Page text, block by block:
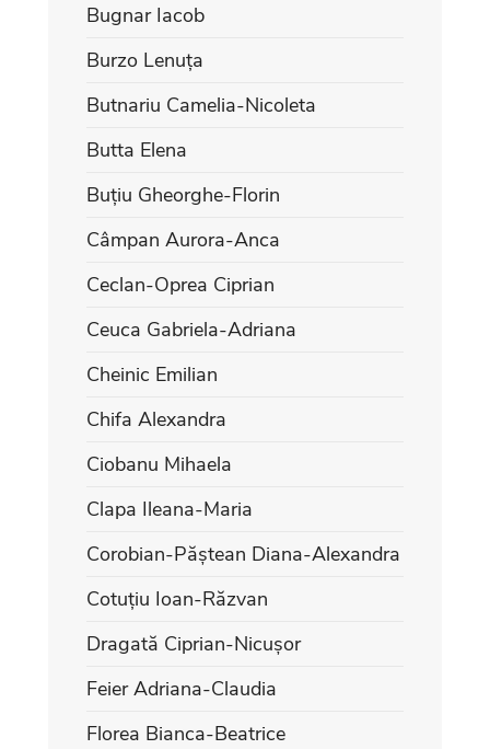
Bugnar Iacob
Burzo Lenuța
Butnariu Camelia-Nicoleta
Butta Elena
Buțiu Gheorghe-Florin
Câmpan Aurora-Anca
Ceclan-Oprea Ciprian
Ceuca Gabriela-Adriana
Cheinic Emilian
Chifa Alexandra
Ciobanu Mihaela
Clapa Ileana-Maria
Corobian-Păștean Diana-Alexandra
Cotuțiu Ioan-Răzvan
Dragată Ciprian-Nicușor
Feier Adriana-Claudia
Florea Bianca-Beatrice